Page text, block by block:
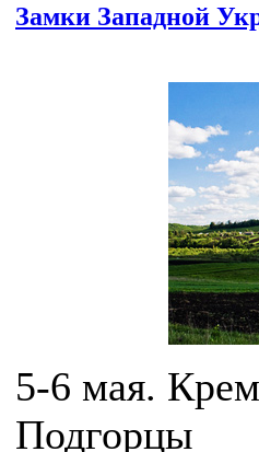
Замки Западной
5-6 мая.
Подгорцы